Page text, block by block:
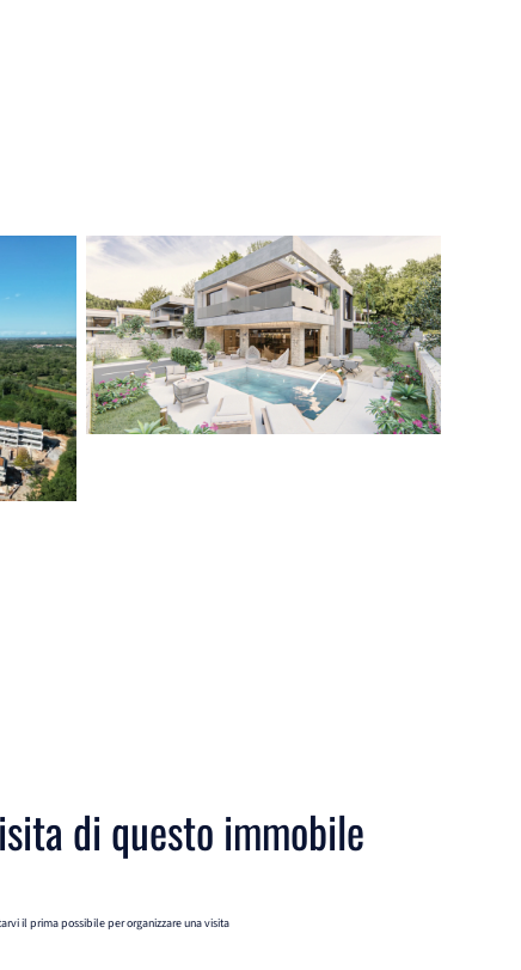
di questo immobile
il prima possibile per organizzare una visita